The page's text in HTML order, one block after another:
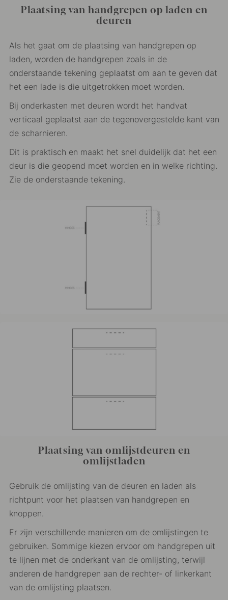
Plaatsing van handgrepen op laden en
deuren
Als het gaat om de plaatsing van handgrepen op
laden, worden de handgrepen zoals in de
onderstaande tekening geplaatst om aan te geven dat
het een lade is die uitgetrokken moet worden.
Bij onderkasten met deuren wordt het handvat
verticaal geplaatst aan de tegenovergestelde kant van
de scharnieren.
Dit is praktisch en maakt het snel duidelijk dat het een
deur is die geopend moet worden en in welke richting.
Zie de onderstaande tekening.
Plaatsing van omlijstdeuren en
omlijstladen
Gebruik de omlijsting van de deuren en laden als
richtpunt voor het plaatsen van handgrepen en
knoppen.
Er zijn verschillende manieren om de omlijstingen te
gebruiken. Sommige kiezen ervoor om handgrepen uit
te lijnen met de onderkant van de omlijsting, terwijl
anderen de handgrepen aan de rechter- of linkerkant
van de omlijsting plaatsen.